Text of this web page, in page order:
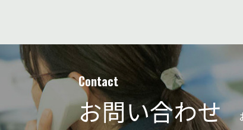
Contact
お問い合わせ